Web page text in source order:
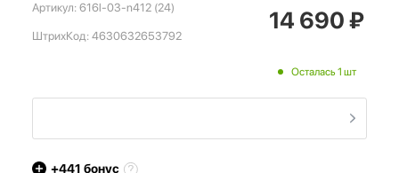
Артикул: 616l-03-n412 (24)
ШтрихКод: 4630632653792
14 690₽
Осталась 1 шт
+441 бонус